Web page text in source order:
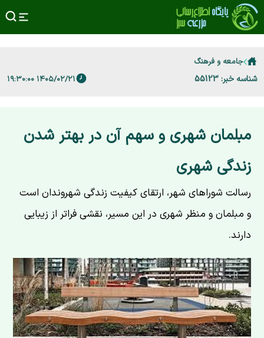
جامعه و فرهنگ
شناسه خبر: 55123 ۱۴۰۵/۰۲/۲۱ ۱۹:۳۰:۰۰
مبلمان شهری و سهم آن در بهتر شدن
زندگی شهری
رسالت شوراهای شهر، ارتقای کیفیت زندگی شهروندان است
و مبلمان و منظر شهری در این مسیر، نقشی فراتر از زیبایی
دارند.